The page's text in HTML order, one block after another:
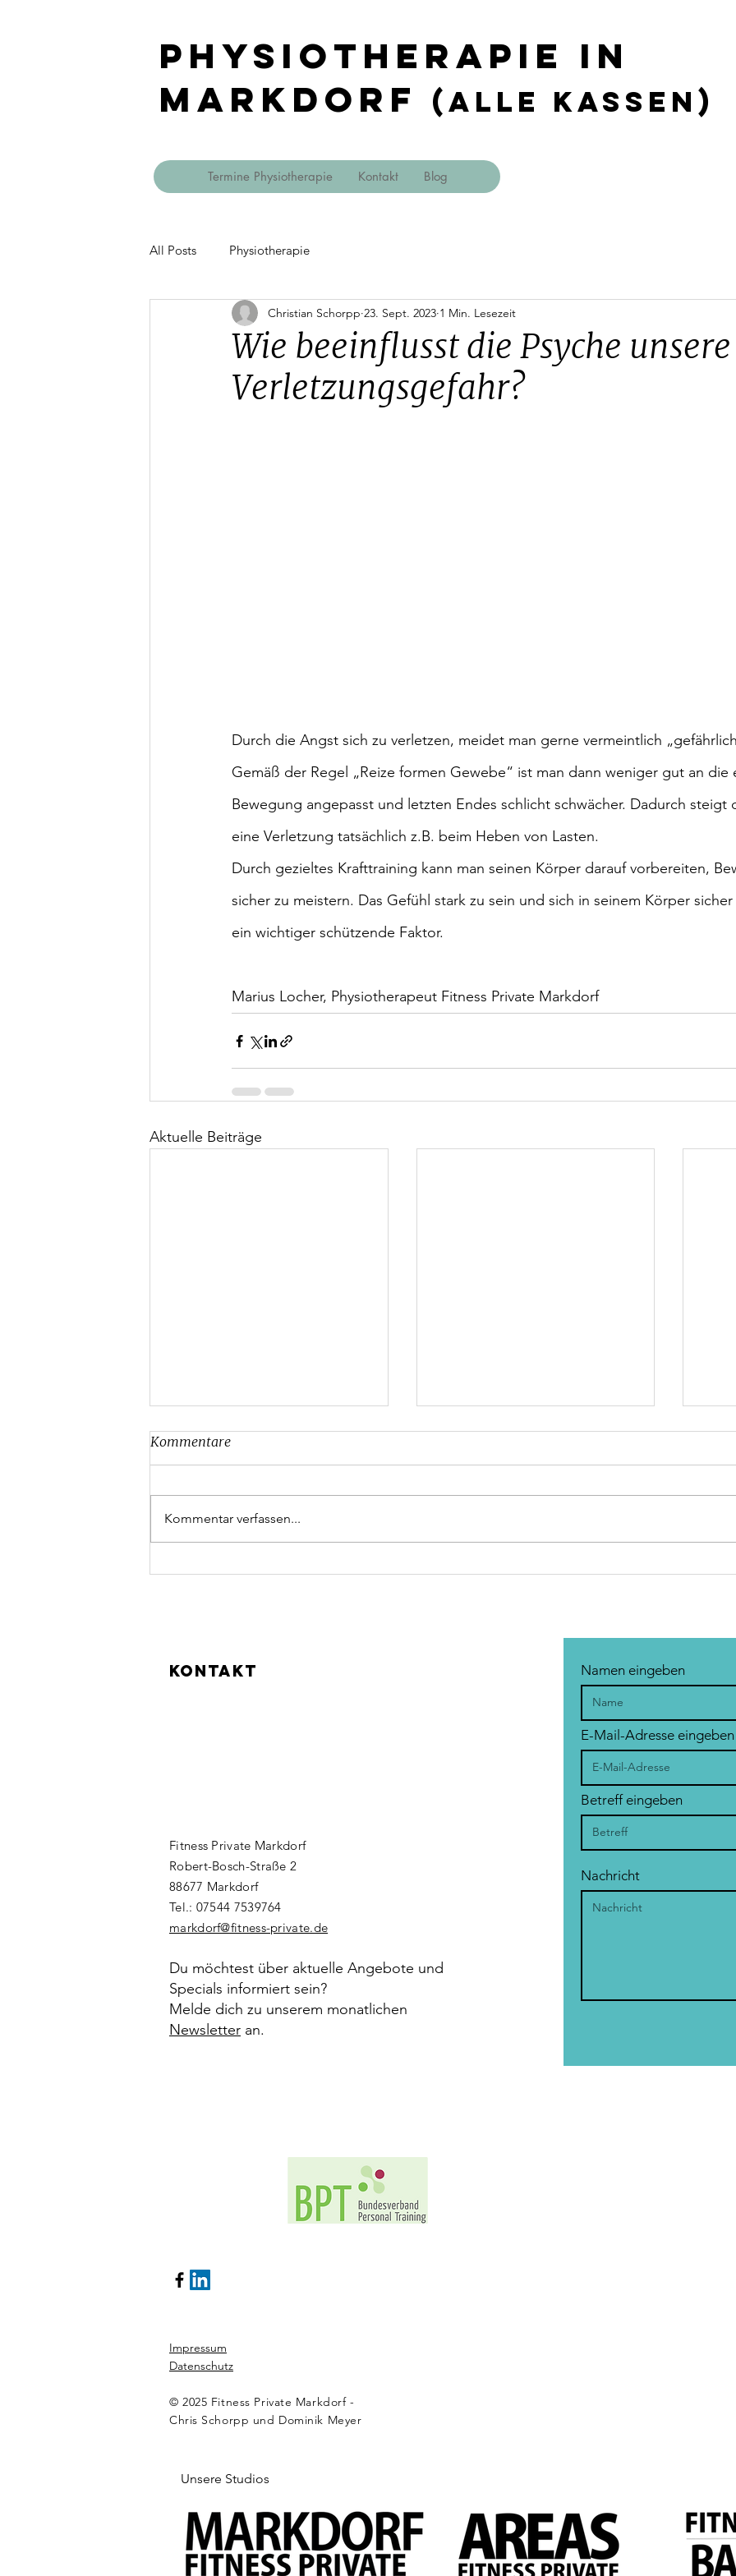
Physiotherapie in
Markdorf
(Alle Kassen)
Termine Physiotherapie Kontakt Blog
All Posts Physiotherapie
Wie beeinflusst die Psyche unsere
Verletzungsgefahr?
Christian Schorpp 23. Sept. 2023 1 Min. Lesezeit
Durch die Angst sich zu verletzen, meidet man gerne vermeintlich
Gemäß der Regel „Reize formen Gewebe“ ist man dann weniger gut an die
Bewegung angepasst und letzten Endes schlicht schwächer. Dadurch steigt
eine Verletzung tatsächlich z.B. beim Heben von Lasten.
Durch gezieltes Krafttraining kann man seinen Körper darauf vorbereiten,
sicher zu meistern. Das Gefühl stark zu sein und sich in seinem Körper
ein wichtiger schützende Faktor.
Marius Locher, Physiotherapeut Fitness Private Markdorf
Aktuelle Beiträge
Kommentare
Kommentar verfassen...
KONTAKT
Fitness Private Markdorf
Robert-Bosch-Straße 2
88677 Markdorf​
Tel.: ‭07544 7539764‬
markdorf@fitness-private.de
Du möchtest über aktuelle Angebote und
Specials informiert sein?
Melde dich zu unserem monatlichen
Newsletter an.
Namen eingeben
E-Mail-Adresse eingeben
Betreff eingeben
Nachricht
Impressum
Datenschutz
© 2025 Fitness Private Markdorf -
Chris Schorpp und Dominik Meyer
Unsere Studios